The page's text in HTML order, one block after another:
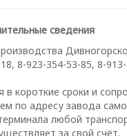
сведения
8-923-354-53-85, 8-
в короткие сроки и
по адресу завода
любой
за свой счёт.